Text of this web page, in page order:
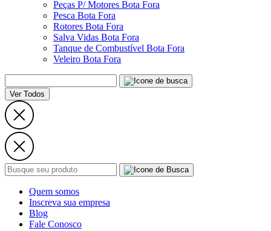
Peças P/ Motores Bota Fora
Pesca Bota Fora
Rotores Bota Fora
Salva Vidas Bota Fora
Tanque de Combustível Bota Fora
Veleiro Bota Fora
Ver Todos
Quem somos
Inscreva sua empresa
Blog
Fale Conosco